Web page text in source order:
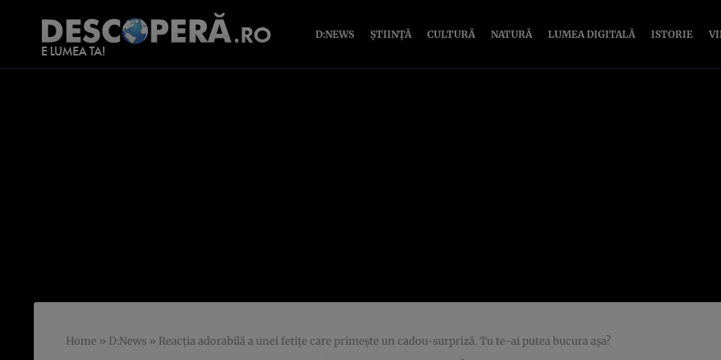
D:NEWS ȘTIINȚĂ CULTURĂ NATURĂ LUMEA DIGITALĂ ISTORIE
Home » D:News » Reacţia adorabilă a unei fetiţe care primeşte un cadou-surpriză. Tu te-ai putea bucura aşa?